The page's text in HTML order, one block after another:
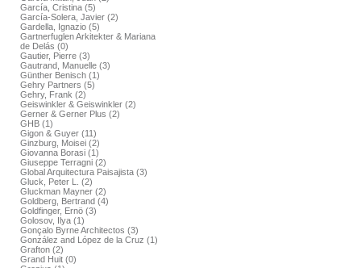
García, Cristina (5)
García-Solera, Javier (2)
Gardella, Ignazio (5)
Gartnerfuglen Arkitekter & Mariana
de Delás (0)
Gautier, Pierre (3)
Gautrand, Manuelle (3)
Günther Benisch (1)
Gehry Partners (5)
Gehry, Frank (2)
Geiswinkler & Geiswinkler (2)
Gerner & Gerner Plus (2)
GHB (1)
Gigon & Guyer (11)
Ginzburg, Moisei (2)
Giovanna Borasi (1)
Giuseppe Terragni (2)
Global Arquitectura Paisajista (3)
Gluck, Peter L. (2)
Gluckman Mayner (2)
Goldberg, Bertrand (4)
Goldfinger, Ernö (3)
Golosov, Ilya (1)
Gonçalo Byrne Architectos (3)
González and López de la Cruz (1)
Grafton (2)
Grand Huit (0)